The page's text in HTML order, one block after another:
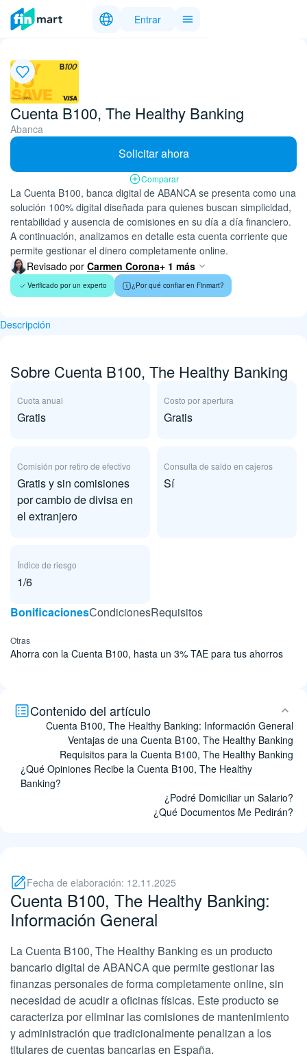
Entrar
Cuenta B100, The Healthy Banking
Abanca
Solicitar ahora
Comparar
La Cuenta B100, banca digital de ABANCA se presenta como una
solución 100% digital diseñada para quienes buscan simplicidad,
rentabilidad y ausencia de comisiones en su día a día financiero.
A continuación, analizamos en detalle esta cuenta corriente que
permite gestionar el dinero completamente online.
Revisado por Carmen Corona+ 1 más
Verificado por un experto ¿Por qué confiar en Finmart?
Descripción
Sobre Cuenta B100, The Healthy Banking
Cuota anual
Gratis
Costo por apertura
Gratis
Comisión por retiro de efectivo
Gratis y sin comisiones
por cambio de divisa en
el extranjero
Consulta de saldo en cajeros
Sí
Índice de riesgo
1/6
BonificacionesСondicionesRequisitos
Otras
Ahorra con la Cuenta B100, hasta un 3% TAE para tus ahorros
Contenido del artículo
Cuenta B100, The Healthy Banking: Información General
Ventajas de una Cuenta B100, The Healthy Banking
Requisitos para la Cuenta B100, The Healthy Banking
¿Qué Opiniones Recibe la Cuenta B100, The Healthy
Banking?
¿Podré Domiciliar un Salario?
¿Qué Documentos Me Pedirán?
Fecha de elaboración: 12.11.2025
Cuenta B100, The Healthy Banking:
Información General
La Cuenta B100, The Healthy Banking es un producto
bancario digital de ABANCA que permite gestionar las
finanzas personales de forma completamente online, sin
necesidad de acudir a oficinas físicas. Este producto se
caracteriza por eliminar las comisiones de mantenimiento
y administración que tradicionalmente penalizan a los
titulares de cuentas bancarias en España.